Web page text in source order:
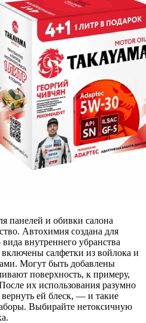
панелей и обивки салона
Автохимия создана для
внутреннего убранства
салфетки из войлока и
Могут быть добавлены
поверхность, к примеру,
их использования разумно
ей блеск, — и такие
Выбирайте нетоксичную